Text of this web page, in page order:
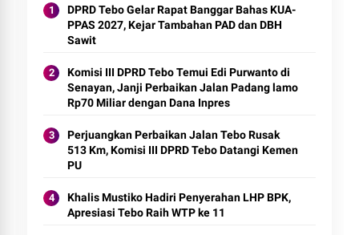
DPRD Tebo Gelar Rapat Banggar Bahas KUA-
PPAS 2027, Kejar Tambahan PAD dan DBH
Sawit
Komisi III DPRD Tebo Temui Edi Purwanto di
Senayan, Janji Perbaikan Jalan Padang lamo
Rp70 Miliar dengan Dana Inpres
Perjuangkan Perbaikan Jalan Tebo Rusak
513 Km, Komisi III DPRD Tebo Datangi Kemen
PU
Khalis Mustiko Hadiri Penyerahan LHP BPK,
Apresiasi Tebo Raih WTP ke 11